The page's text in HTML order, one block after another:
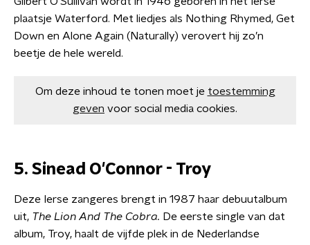
plaatsje Waterford. Met liedjes als Nothing Rhymed, Get
Down en Alone Again (Naturally) verovert hij zo’n
beetje de hele wereld.
Om deze inhoud te tonen moet je toestemming
geven voor social media cookies.
5. Sinead O'Connor - Troy
Deze Ierse zangeres brengt in 1987 haar debuutalbum
uit, The Lion And The Cobra. De eerste single van dat
album, Troy, haalt de vijfde plek in de Nederlandse